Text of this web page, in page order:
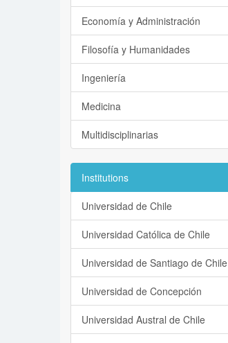
Economía y Administración
Filosofía y Humanidades
Ingeniería
Medicina
Multidisciplinarias
Institutions
Universidad de Chile
Universidad Católica de Chile
Universidad de Santiago de Chile
Universidad de Concepción
Universidad Austral de Chile